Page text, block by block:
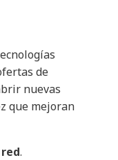
de
nuevas
que mejoran
.